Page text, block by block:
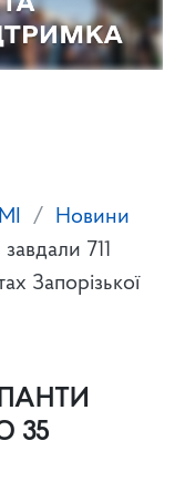
Новини
711
Запорізької
35